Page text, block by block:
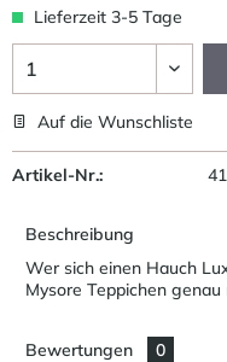
Lieferzeit 3-5 Tage
Auf die Wunschliste
Artikel-Nr.:
Beschreibung
Wer sich einen Hauch
Mysore Teppichen genau
Bewertungen
0